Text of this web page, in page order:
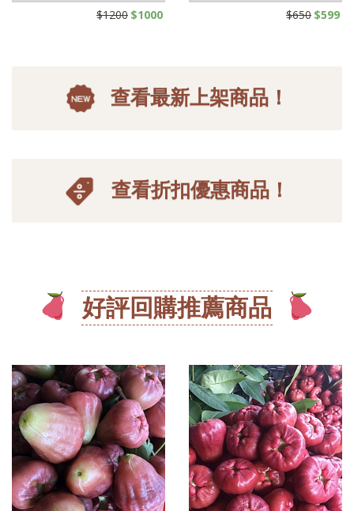
$1200 $1000 $650 $599
查看最新上架商品！
查看折扣優惠商品！
好評回購推薦商品